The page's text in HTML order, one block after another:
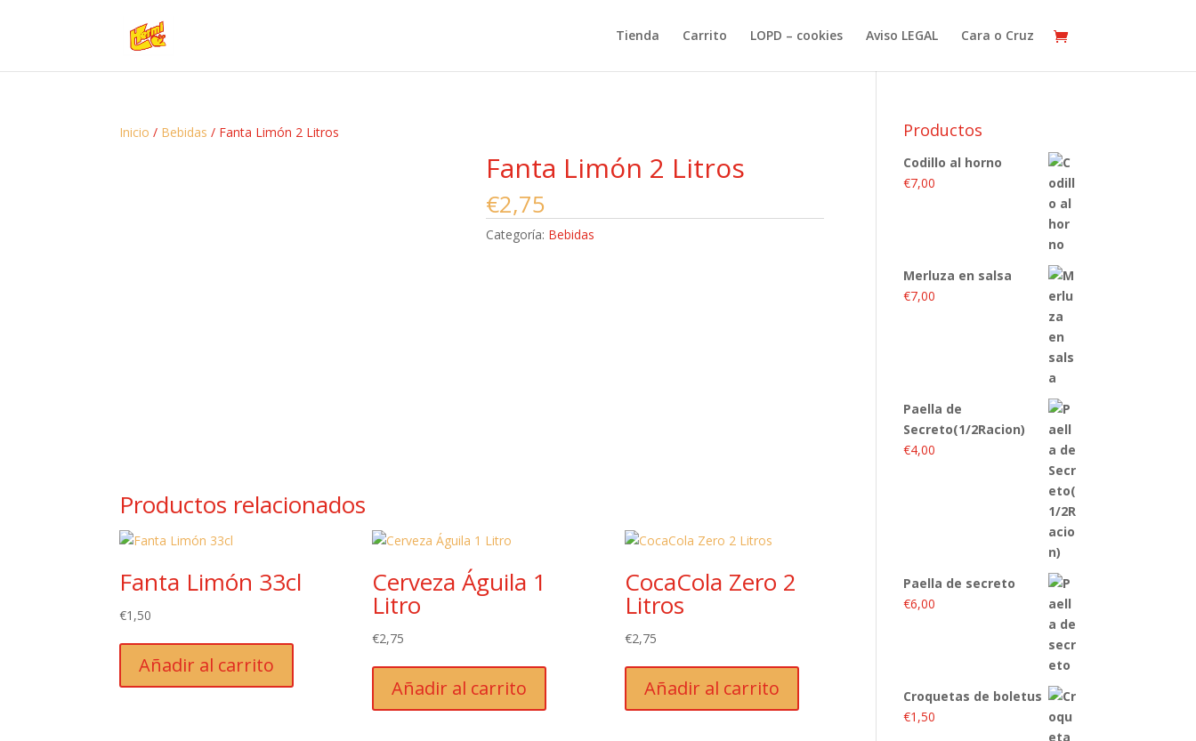
Tienda Carrito LOPD – cookies Aviso LEGAL Cara o Cruz
Inicio / Bebidas / Fanta Limón 2 Litros
Fanta Limón 2 Litros
€2,75
Categoría: Bebidas
Productos relacionados
Fanta Limón 33cl
€1,50
Añadir al carrito
Cerveza Águila 1
Litro
€2,75
Añadir al carrito
CocaCola Zero 2
Litros
€2,75
Añadir al carrito
Productos
Codillo al horno
€7,00
Merluza en salsa
€7,00
Paella de
Secreto(1/2Racion)
€4,00
Paella de secreto
€6,00
Croquetas de boletus
€1,50